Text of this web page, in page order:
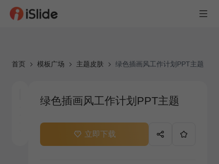
首页 模板广场 主题皮肤 绿色插画风工作计划PPT主题
绿色插画风工作计划PPT主题
立即下载